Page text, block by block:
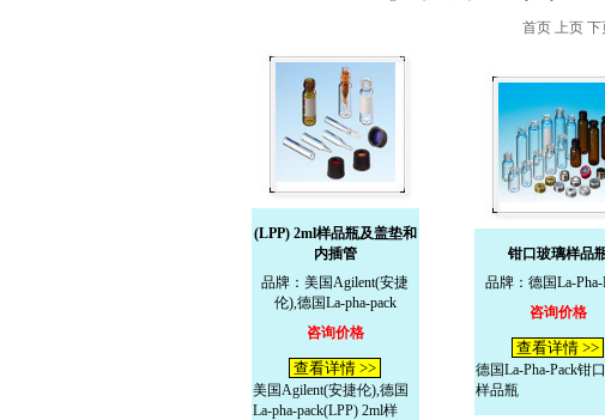
首页 上页
(LPP) 2ml样品瓶及盖垫和
内插管
品牌：美国Agilent(安捷
伦),德国La-pha-pack
咨询价格
查看详情 >>
美国Agilent(安捷伦),德国
La-pha-pack(LPP) 2ml样
钳口玻璃样品
品牌：德国La-Pha-
咨询价格
查看详情 >>
德国La-Pha-Pack钳
样品瓶